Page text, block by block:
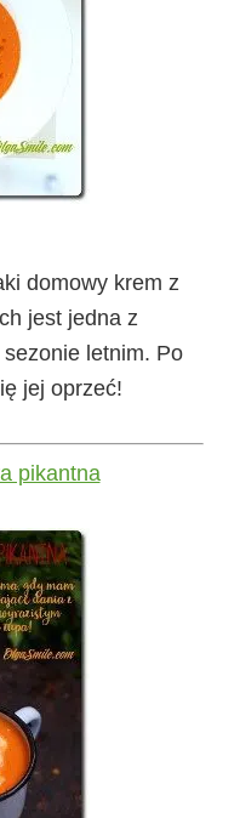
domowy krem z
jest jedna z
letnim. Po
jej oprzeć!
pikantna